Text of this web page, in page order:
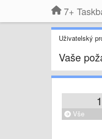
7+
Uživatelský
Vaše
1
Vše